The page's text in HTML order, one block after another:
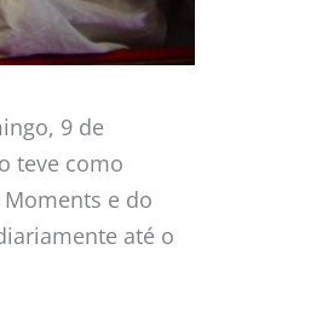
9 de
teve como
e do
até o